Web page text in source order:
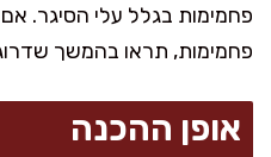
פחמימות בגלל עלי הסיגר.
פחמימות, תראו בהמשך
אופן ההכנה